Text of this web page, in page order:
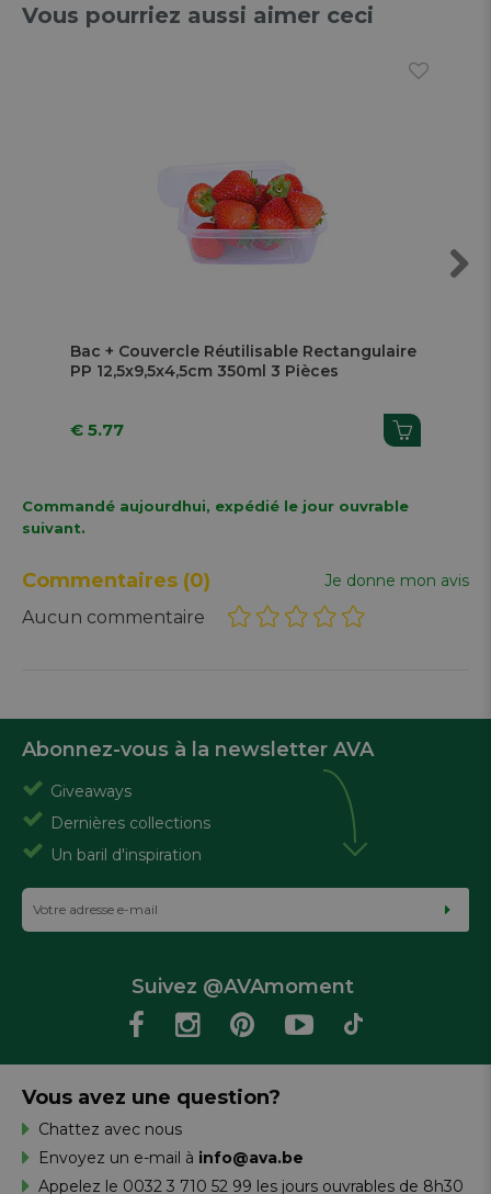
Vous pourriez aussi aimer ceci
Bac + Couvercle Réutilisable Rectangulaire
PP 12,5x9,5x4,5cm 350ml 3 Pièces
€ 5.77
Commandé aujourdhui, expédié le jour ouvrable
suivant.
Commentaires (0) Je donne mon avis
Aucun commentaire
Abonnez-vous à la newsletter AVA
Giveaways
Dernières collections
Un baril d'inspiration
Suivez @AVAmoment
Vous avez une question?
Chattez avec nous
Envoyez un e-mail à info@ava.be
Appelez le 0032 3 710 52 99 les jours ouvrables de 8h30